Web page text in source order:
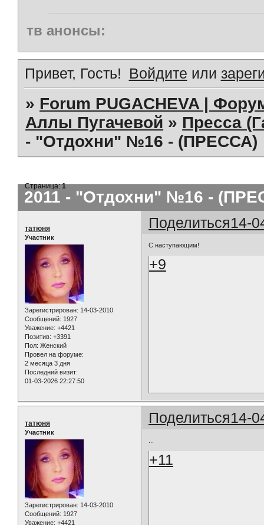
тв анонсы:
Привет, Гость! Войдите или
» Forum PUGACHEVA |
Аллы Пугачевой » Пресса
- "Отдохни" №16 - (ПРЕССА)
2011 - "Отдохни" №16 -
Страница:1
Поделиться14-
татюня
Участник
Зарегистрирован: 14-03-2010
Сообщений: 1927
Уважение: +4421
Позитив: +3391
Пол: Женский
Провел на форуме:
2 месяца 3 дня
Последний визит:
01-03-2026 22:27:50
С наступающим!
+9
Поделиться14-
татюня
Участник
Зарегистрирован: 14-03-2010
Сообщений: 1927
Уважение: +4421
+11